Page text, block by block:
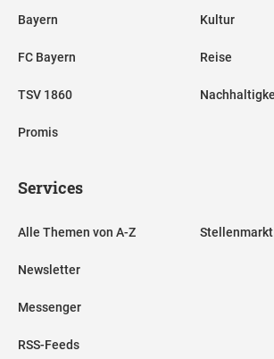
Bayern
FC Bayern
TSV 1860
Promis
Kultur
Reise
Services
Alle Themen von A-Z
Newsletter
Messenger
RSS-Feeds
Stellenmarkt